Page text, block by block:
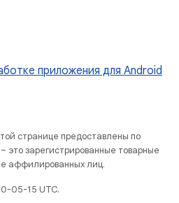
приложения для Android
странице предоставлены по
это зарегистрированные товарные
аффилированных лиц.
05-15 UTC.